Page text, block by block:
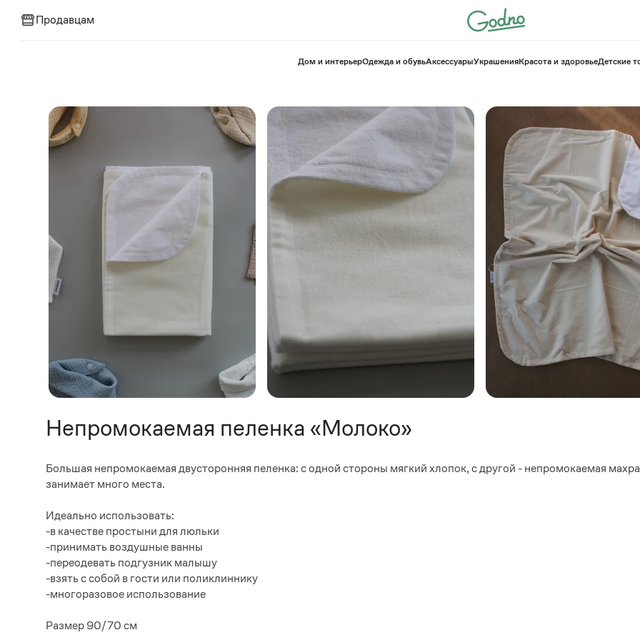
Продавцам
⁠Дом и интерьерОдежда и обувьАксессуарыУкрашенияКрасота и здоровье⁠Детские
Непромокаемая пеленка «Молоко»
Большая непромокаемая двусторонняя пеленка: с одной стороны мягкий хлопок, с другой - непромокаемая
занимает много места.
Идеально использовать:
-в качестве простыни для люльки
-принимать воздушные ванны
-переодевать подгузник малышу
-взять с собой в гости или поликлиннику
-многоразовое использование
Размер 90/70 см